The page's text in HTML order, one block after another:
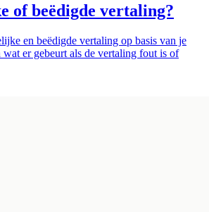
of beëdigde vertaling?
en beëdigde vertaling op basis van je
wat er gebeurt als de vertaling fout is of